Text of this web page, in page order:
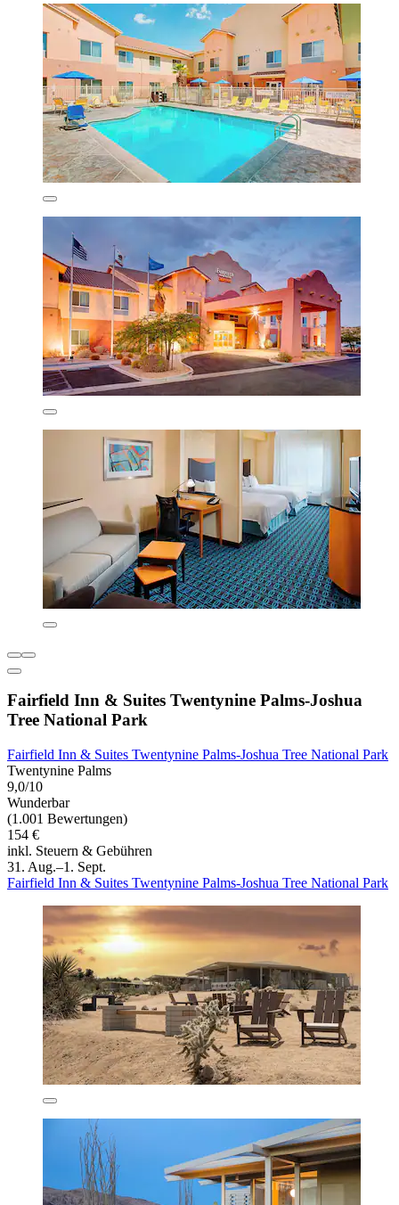
Fairfield Inn & Suites Twentynine Palms-Joshua
Tree National Park
Fairfield Inn & Suites Twentynine Palms-Joshua Tree National Park
Twentynine Palms
9,0/10
Wunderbar
(1.001 Bewertungen)
154 €
inkl. Steuern & Gebühren
31. Aug.–1. Sept.
Fairfield Inn & Suites Twentynine Palms-Joshua Tree National Park